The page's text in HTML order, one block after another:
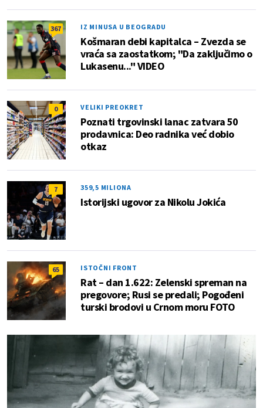
367 IZ MINUSA U BEOGRADU
Košmaran debi kapitalca – Zvezda se
vraća sa zaostatkom; "Da zaključimo o
Lukasenu..." VIDEO
0 VELIKI PREOKRET
Poznati trgovinski lanac zatvara 50
prodavnica: Deo radnika već dobio
otkaz
7 359,5 MILIONA
Istorijski ugovor za Nikolu Jokića
65 ISTOČNI FRONT
Rat – dan 1.622: Zelenski spreman na
pregovore; Rusi se predali; Pogođeni
turski brodovi u Crnom moru FOTO